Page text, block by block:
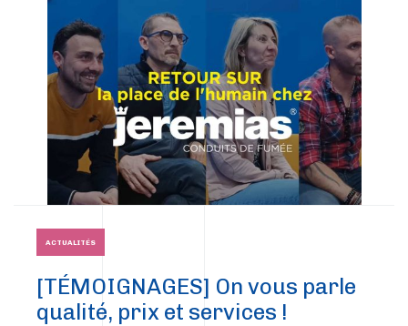
ACTUALITÉS
[TÉMOIGNAGES] On vous parle
qualité, prix et services !